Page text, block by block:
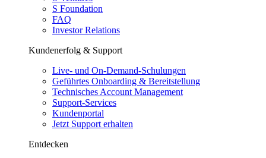
S Foundation
FAQ
Investor Relations
Kundenerfolg & Support
Live- und On-Demand-Schulungen
Geführtes Onboarding & Bereitstellung
Technisches Account Management
Support-Services
Kundenportal
Jetzt Support erhalten
Entdecken